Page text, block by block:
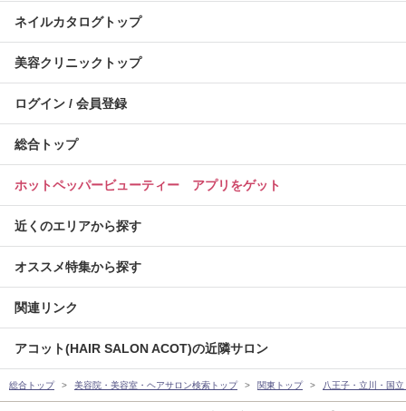
ネイルカタログトップ
美容クリニックトップ
ログイン / 会員登録
総合トップ
ホットペッパービューティー アプリをゲット
近くのエリアから探す
オススメ特集から探す
関連リンク
アコット(HAIR SALON ACOT)の近隣サロン
総合トップ 美容院・美容室・ヘアサロン検索トップ 関東トップ 八王子・立川・国